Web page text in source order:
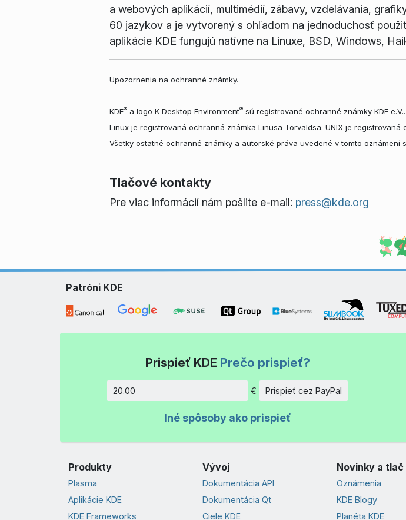
a webových aplikácií, multimédií, zábavy, vzdelávania,
60 jazykov a je vytvorený s ohľadom na jednoduchosť
aplikácie KDE fungujú natívne na Linuxe, BSD, Windows,
Upozornenia na ochranné známky.
KDE®a logo K Desktop Environment®sú registrované ochranné známky KDE e.V..
Linux je registrovaná ochranná známka Linusa Torvaldsa. UNIX je
Všetky ostatné ochranné známky a autorské práva uvedené v tomto oznámení
Tlačové kontakty
Pre viac informácií nám pošlite e-mail: press@kde.org
Patróni KDE
Prispieť KDE Prečo prispieť?
Množstvo
€ Prispieť cez PayPal
Iné spôsoby ako prispieť
Produkty
Plasma
Aplikácie KDE
KDE Frameworks
Vývoj
Dokumentácia API
Dokumentácia Qt
Ciele KDE
Novinky a tlač
Oznámenia
KDE Blogy
Planéta KDE